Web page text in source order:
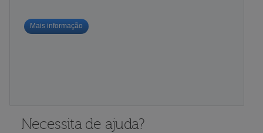
Mais informação
Necessita de ajuda?